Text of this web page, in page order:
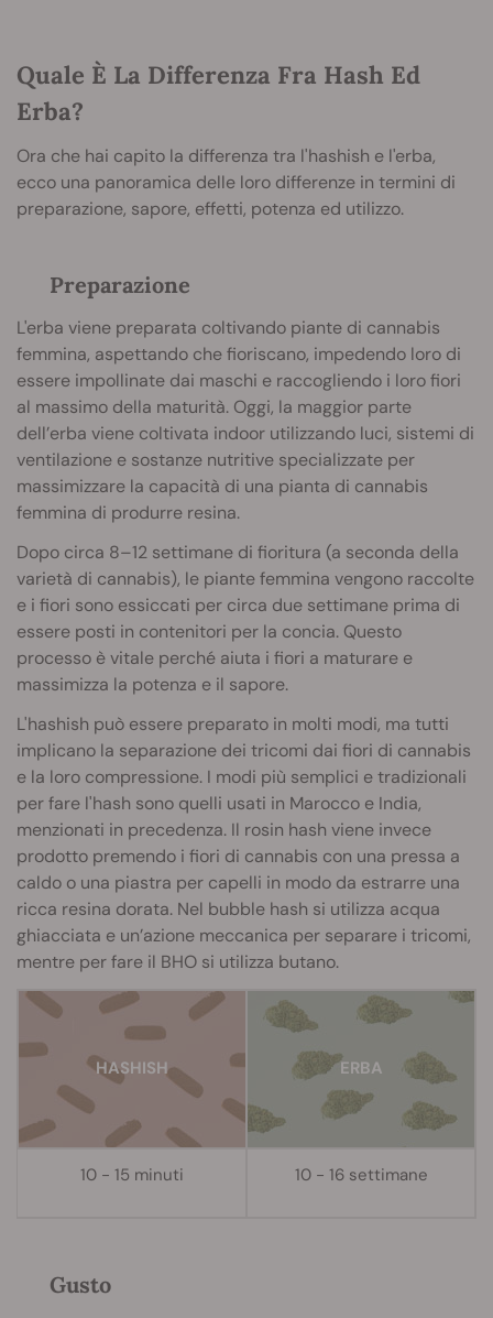
Quale È La Differenza Fra Hash Ed
Erba?
Ora che hai capito la differenza tra l'hashish e l'erba,
ecco una panoramica delle loro differenze in termini di
preparazione, sapore, effetti, potenza ed utilizzo.
Preparazione
L'erba viene preparata coltivando piante di cannabis
femmina, aspettando che fioriscano, impedendo loro di
essere impollinate dai maschi e raccogliendo i loro fiori
al massimo della maturità. Oggi, la maggior parte
dell’erba viene coltivata indoor utilizzando luci, sistemi di
ventilazione e sostanze nutritive specializzate per
massimizzare la capacità di una pianta di cannabis
femmina di produrre resina.
Dopo circa 8–12 settimane di fioritura (a seconda della
varietà di cannabis), le piante femmina vengono raccolte
e i fiori sono essiccati per circa due settimane prima di
essere posti in contenitori per la concia. Questo
processo è vitale perché aiuta i fiori a maturare e
massimizza la potenza e il sapore.
L'hashish può essere preparato in molti modi, ma tutti
implicano la separazione dei tricomi dai fiori di cannabis
e la loro compressione. I modi più semplici e tradizionali
per fare l'hash sono quelli usati in Marocco e India,
menzionati in precedenza. Il rosin hash viene invece
prodotto premendo i fiori di cannabis con una pressa a
caldo o una piastra per capelli in modo da estrarre una
ricca resina dorata. Nel bubble hash si utilizza acqua
ghiacciata e un’azione meccanica per separare i tricomi,
mentre per fare il BHO si utilizza butano.
HASHISH ERBA
10 - 15 minuti 10 - 16 settimane
Gusto